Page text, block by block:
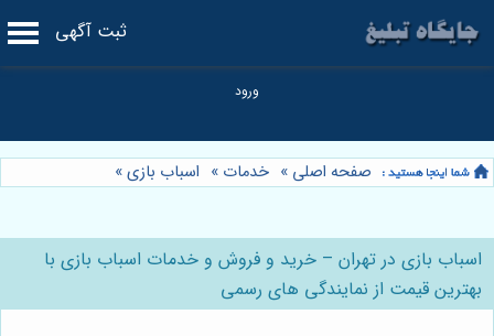
ثبت آگهی
صفحه اصلی » خدمات » اسباب بازی»
اسباب بازی در تهران – خرید و فروش و خدمات اسباب بازی با
بهترین قیمت از نمایندگی های رسمی